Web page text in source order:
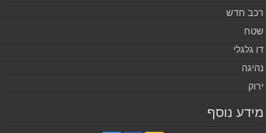
חדש
גלגלי
נוסף